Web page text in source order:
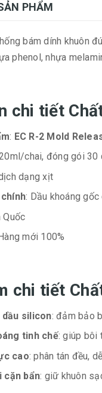
PHẨM
bám dính khuôn
phenol, nhựa
chi tiết
: EC R-2 Mold
chai, đóng gói 30
dạng xịt
: Dầu khoáng
Quốc
mới 100%
chi tiết
dầu silicon: đảm bảo
tinh chế: giúp bôi
cao: phân tán đều,
cặn bẩn: giữ khuôn